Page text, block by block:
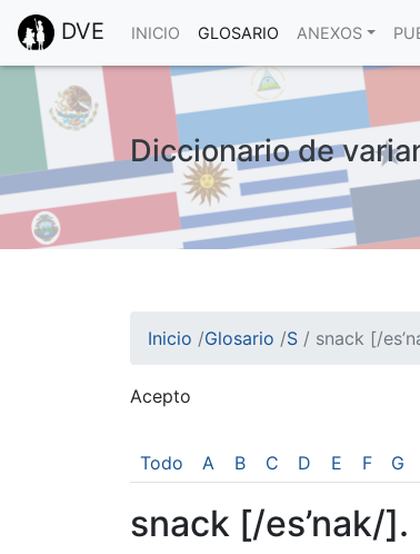
DVE INICIO GLOSARIO ANEXOS
Diccionario de
Inicio /Glosario /S / snack [/
Acepto
Todo A B C D E F G
snack [/es’nak/].